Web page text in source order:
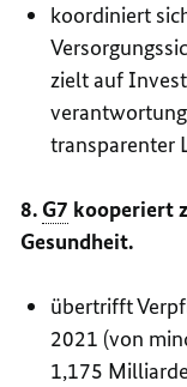
koordiniert
zielt auf
transparenter
8. G7 kooperiert
Gesundheit.
übertrifft
2021 (von
1,175